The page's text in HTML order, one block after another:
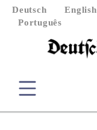
Deutsch English
Português